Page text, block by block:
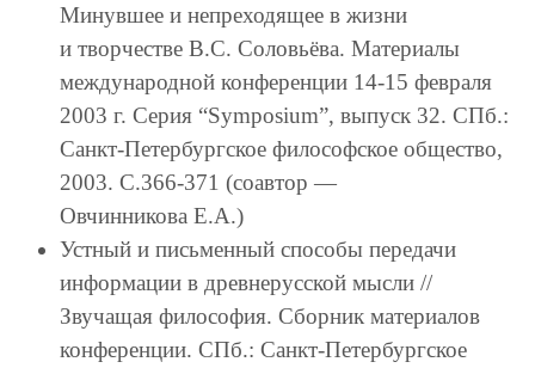
Минувшее и непреходящее в жизни
и творчестве В.С. Соловьёва. Материалы
международной конференции 14-15 февраля
2003 г. Серия “Symposium”, выпуск 32. СПб.:
Санкт-Петербургское философское общество,
2003. С.366-371 (соавтор —
Овчинникова Е.А.)
Устный и письменный способы передачи
информации в древнерусской мысли //
Звучащая философия. Сборник материалов
конференции. СПб.: Санкт-Петербургское